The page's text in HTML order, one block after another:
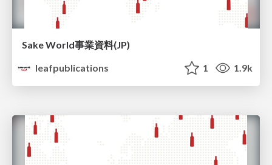
Sake World事業資料(JP)
leafpublications
1 1.9k